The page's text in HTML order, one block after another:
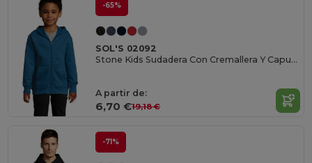
-65%
SOL'S 02092
Stone Kids Sudadera Con Cremallera Y Capucha
A partir de:
6,70 €19,18 €
-71%